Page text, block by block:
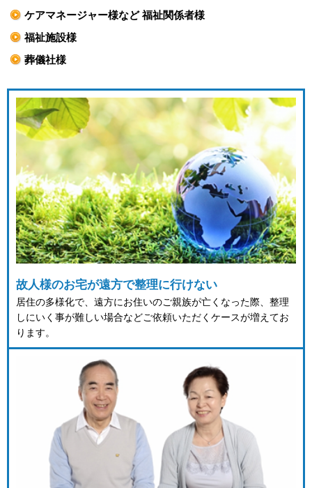
ケアマネージャー様など 福祉関係者様
福祉施設様
葬儀社様
故人様のお宅が遠方で整理に行けない
居住の多様化で、遠方にお住いのご親族が亡くなった際、整理
しにいく事が難しい場合などご依頼いただくケースが増えてお
ります。